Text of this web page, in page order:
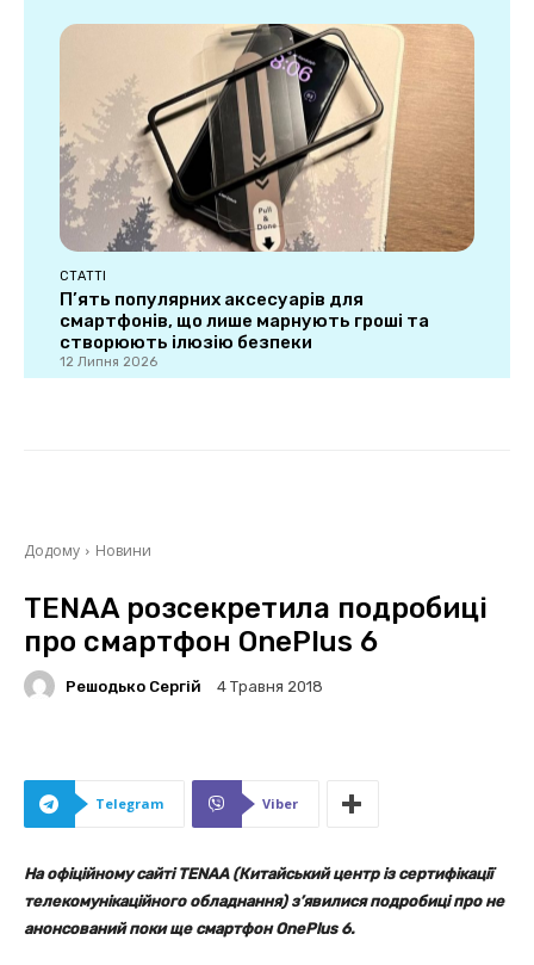
СТАТТІ
П’ять популярних аксесуарів для
смартфонів, що лише марнують гроші та
створюють ілюзію безпеки
12 Липня 2026